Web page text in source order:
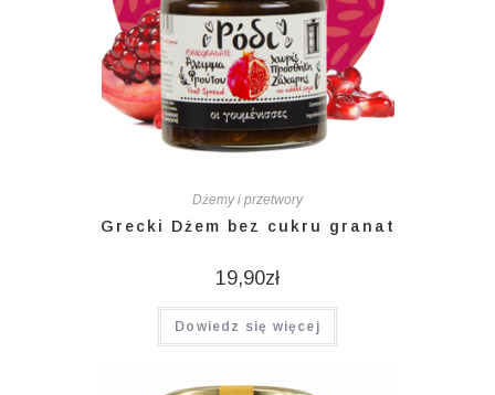
Dżemy i przetwory
Grecki Dżem bez cukru granat
19,90zł
Dowiedz się więcej